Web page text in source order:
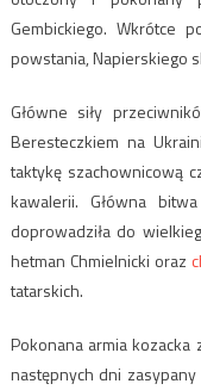
Gembickiego. Wkrótce
powstania, Napierskiego
Główne siły
Beresteczkiem na
taktykę szachownicową
kawalerii. Główna
doprowadziła do
hetman Chmielnicki oraz
tatarskich.
Pokonana armia kozacka
następnych dni